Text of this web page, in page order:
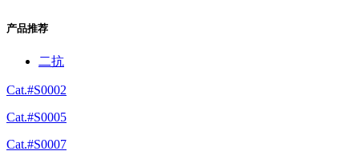
产品推荐
二抗
Cat.#S0002
Cat.#S0005
Cat.#S0007